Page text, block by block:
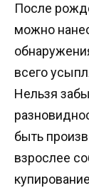
После
можно
всего
Нельзя
быть
взрослее